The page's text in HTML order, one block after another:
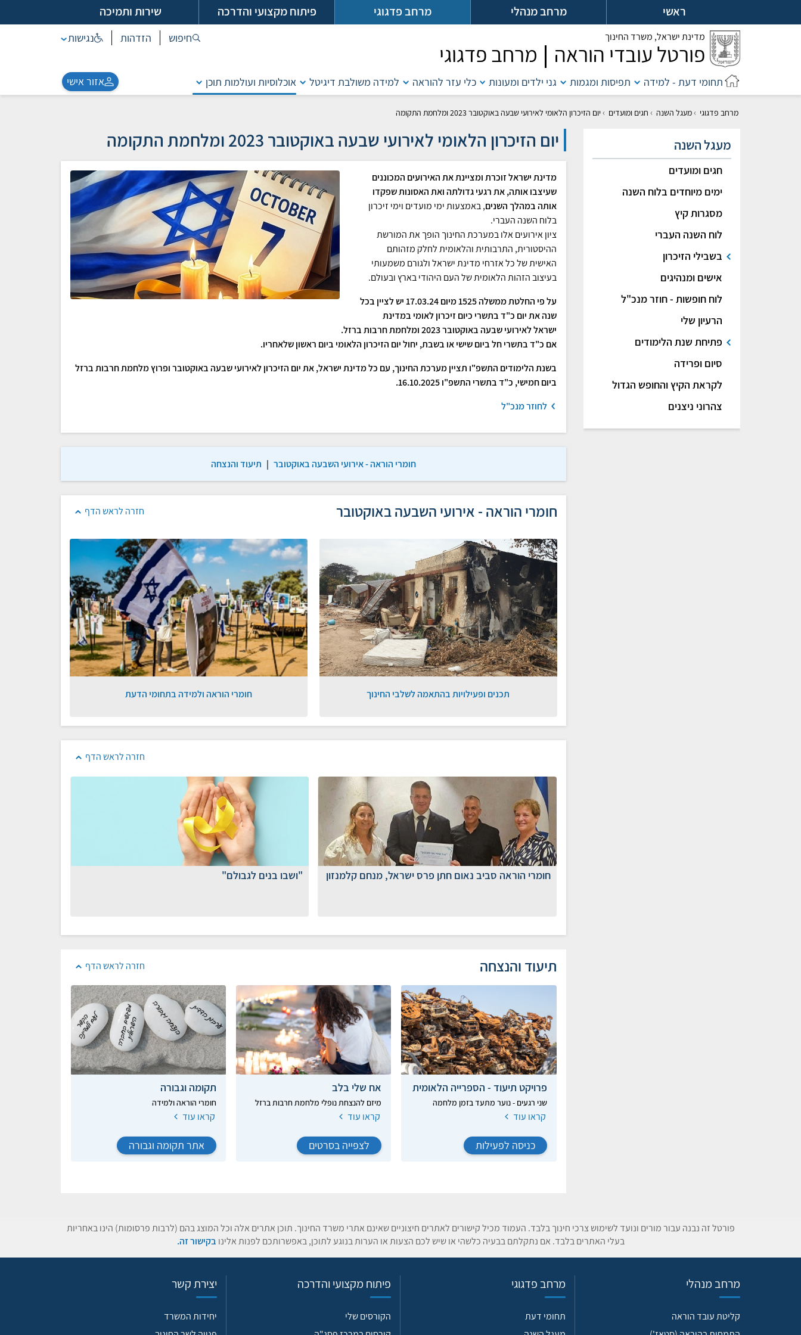
אל
ראשי מרחב מנהלי מרחב פדגוגי פיתוח מקצועי והדרכה שירות ותמיכה
מדינת ישראל, משרד החינוך
פורטל עובדי הוראה מרחב פדגוגי
חיפוש הזדהות נגישות
תחומי דעת - למידה תפיסות ומגמות גני ילדים ומעונות כלי עזר להוראה למידה משולבת דיגיטל אוכלוסיות ועולמות תוכן אזור אישי
מרחב פדגוגי ›מעגל השנה › חגים ומועדים ›יום הזיכרון הלאומי לאירועי שבעה באוקטובר 2023 ומלחמת התקומה
יום הזיכרון הלאומי לאירועי שבעה באוקטובר 2023 ומלחמת התקומה
מדינת ישראל זוכרת ומציינת את האירועים המכוננים
שעיצבו אותה, את רגעי גדולתה ואת האסונות שפקדו
אותה במהלך השנים, באמצעות ימי מועדים וימי זיכרון
בלוח השנה העברי.
ציון אירועים אלו במערכת החינוך הופך את המורשת
ההיסטורית, התרבותית והלאומית לחלק מזהותם
האישית של כל אזרחי מדינת ישראל ולגורם משמעותי
בעיצוב הזהות הלאומית של העם היהודי בארץ ובעולם.
על פי החלטת ממשלה 1525 מיום 17.03.24 יש לציין בכל
שנה את יום כ"ד בתשרי כיום זיכרון לאומי במדינת
ישראל לאירועי שבעה באוקטובר 2023 ומלחמת חרבות ברזל.
אם כ"ד בתשרי חל ביום שישי או בשבת, יחול יום הזיכרון הלאומי ביום ראשון שלאחריו.
בשנת הלימודים התשפ"ו תציין מערכת החינוך, עם כל מדינת ישראל, את יום הזיכרון לאירועי שבעה באוקטובר ופרוץ מלחמת חרבות ברזל
ביום חמישי, כ"ד בתשרי התשפ"ו 16.10.2025.
לחוזר מנכ"ל
חומרי הוראה - אירועי השבעה באוקטובר | תיעוד והנצחה
חזרה לראש הדף חומרי הוראה - אירועי השבעה באוקטובר
תכנים ופעילויות בהתאמה לשלבי החינוך חומרי הוראה ולמידה בתחומי הדעת
חזרה לראש הדף
חומרי הוראה סביב נאום חתן פרס ישראל, מנחם קלמנזון "ושבו בנים לגבולם"
חזרה לראש הדף תיעוד והנצחה
פרויקט תיעוד - הספרייה הלאומית
שני רגעים - נוער מתעד בזמן מלחמה
קראו עוד
כניסה לפעילות
אח שלי בלב
מיזם להנצחת נופלי מלחמת חרבות ברזל
קראו עוד
לצפייה בסרטים
תקומה וגבורה
חומרי הוראה ולמידה
קראו עוד
אתר תקומה וגבורה
מעגל השנה
חגים ומועדים
ימים מיוחדים בלוח השנה
מסגרות קיץ
לוח השנה העברי
בשבילי הזיכרון
אישים ומנהיגים
לוח חופשות - חוזר מנכ"ל
הרעיון שלי
פתיחת שנת הלימודים
סיום ופרידה
לקראת הקיץ והחופש הגדול
צהרוני ניצנים
פורטל זה נבנה עבור מורים ונועד לשימוש צרכי חינוך בלבד. העמוד מכיל קישורים לאתרים חיצוניים שאינם אתרי משרד החינוך. תוכן אתרים אלה וכל המוצג בהם (לרבות פרסומות) הינו באחריות
בעלי האתרים בלבד. אם נתקלתם בבעיה כלשהי או שיש לכם הצעות או הערות בנוגע לתוכן, באפשרותכם לפנות אלינו בקישור זה.
מרחב מנהלי
קליטת עובד הוראה
מרחב פדגוגי
תחומי דעת
פיתוח מקצועי והדרכה
הקורסים שלי
יצירת קשר
יחידות המשרד